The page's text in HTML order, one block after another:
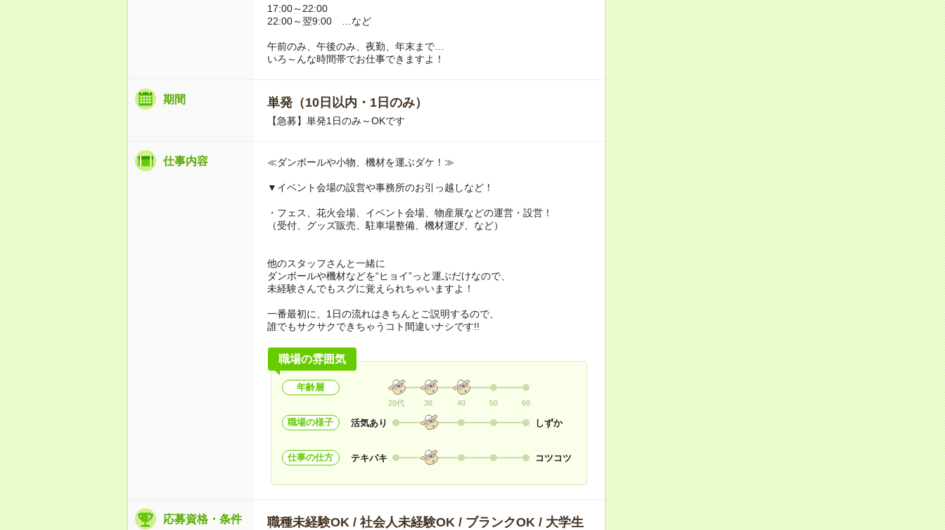
17:00～22:00
22:00～翌9:00 …など
午前のみ、午後のみ、夜勤、年末まで…
いろ～んな時間帯でお仕事できますよ！
期間 単発（10日以内・1日のみ）
【急募】単発1日のみ～OKです
仕事内容 ≪ダンボールや小物、機材を運ぶダケ！≫
▼イベント会場の設営や事務所のお引っ越しなど！
・フェス、花火会場、イベント会場、物産展などの運営・設営！
（受付、グッズ販売、駐車場整備、機材運び、など）
他のスタッフさんと一緒に
ダンボールや機材などを“ヒョイ”っと運ぶだけなので、
未経験さんでもスグに覚えられちゃいますよ！
一番最初に、1日の流れはきちんとご説明するので、
誰でもサクサクできちゃうコト間違いナシです!!
職場の雰囲気
年齢層
20代 30 40 50 60
職場の様子 活気あり しずか
仕事の仕方 テキパキ コツコツ
応募資格・条件
職種未経験OK / 社会人未経験OK / ブランクOK / 大学生